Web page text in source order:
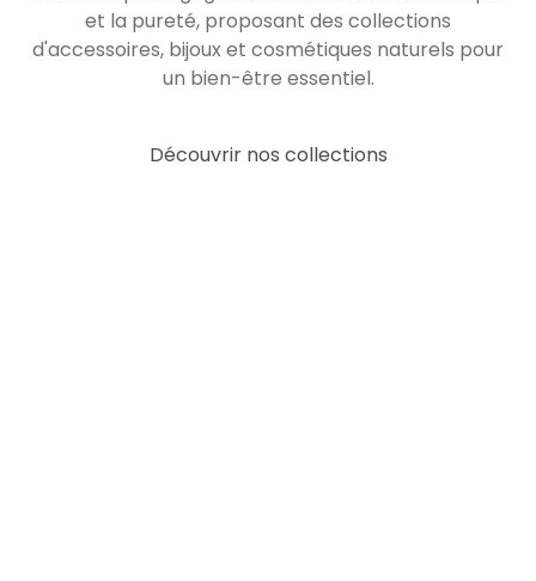
et la pureté, proposant des collections
d'accessoires, bijoux et cosmétiques naturels pour
un bien-être essentiel.
Découvrir nos collections